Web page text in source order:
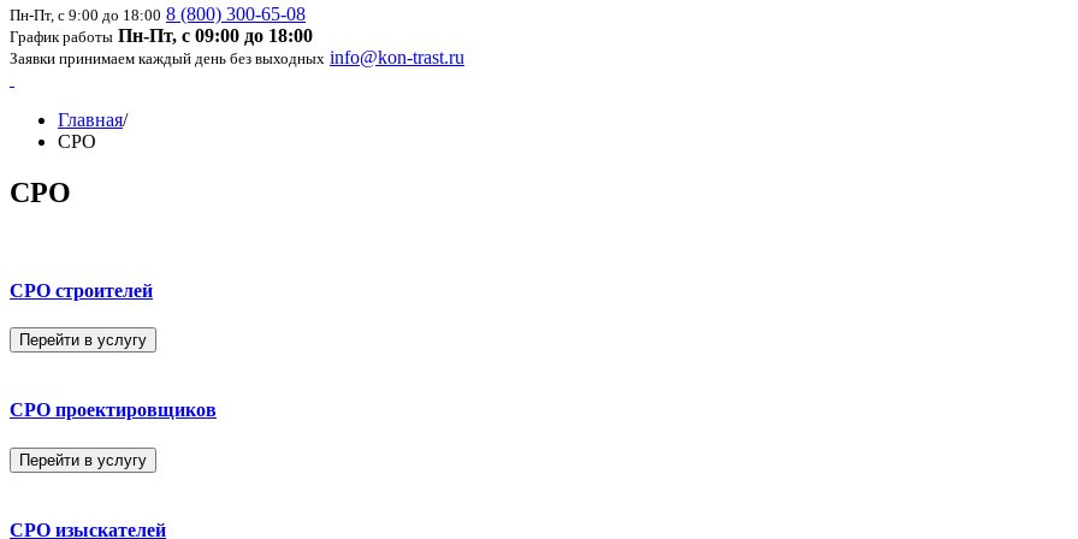
Пн-Пт, с 9:00 до 18:00 8 (800) 300-65-08
График работы Пн-Пт, с 09:00 до 18:00
Заявки принимаем каждый день без выходных info@kon-trast.ru
Главная/
СРО
СРО
СРО строителей
Перейти в услугу
СРО проектировщиков
Перейти в услугу
СРО изыскателей